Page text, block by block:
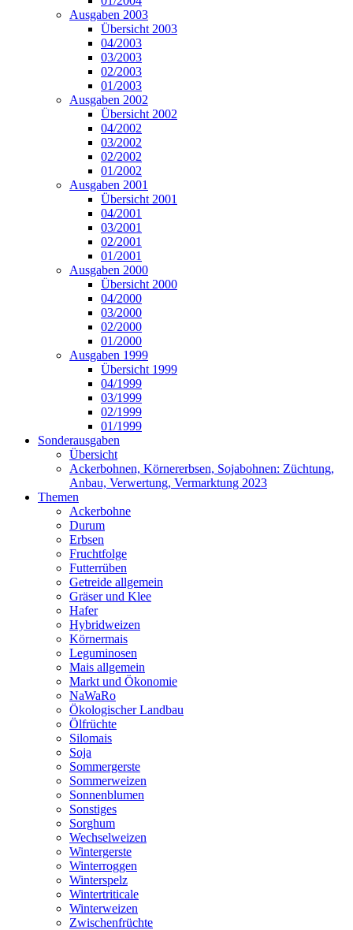
Ausgaben 2003
Übersicht 2003
04/2003
03/2003
02/2003
01/2003
Ausgaben 2002
Übersicht 2002
04/2002
03/2002
02/2002
01/2002
Ausgaben 2001
Übersicht 2001
04/2001
03/2001
02/2001
01/2001
Ausgaben 2000
Übersicht 2000
04/2000
03/2000
02/2000
01/2000
Ausgaben 1999
Übersicht 1999
04/1999
03/1999
02/1999
01/1999
Sonderausgaben
Übersicht
Ackerbohnen, Körnererbsen, Sojabohnen: Züchtung,
Anbau, Verwertung, Vermarktung 2023
Themen
Ackerbohne
Durum
Erbsen
Fruchtfolge
Futterrüben
Getreide allgemein
Gräser und Klee
Hafer
Hybridweizen
Körnermais
Leguminosen
Mais allgemein
Markt und Ökonomie
NaWaRo
Ökologischer Landbau
Ölfrüchte
Silomais
Soja
Sommergerste
Sommerweizen
Sonnenblumen
Sonstiges
Sorghum
Wechselweizen
Wintergerste
Winterroggen
Winterspelz
Wintertriticale
Winterweizen
Zwischenfrüchte